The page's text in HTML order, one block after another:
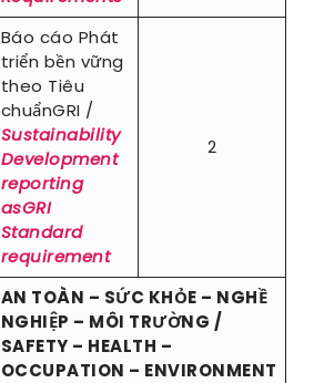
Báo cáo Phát
triển bền vững
theo Tiêu
chuẩnGRI /
Sustainability
Development
reporting
asGRI
Standard
requirement
2
AN TOÀN – SỨC KHỎE – NGHỀ
NGHIỆP – MÔI TRƯỜNG /
SAFETY – HEALTH –
OCCUPATION – ENVIRONMENT